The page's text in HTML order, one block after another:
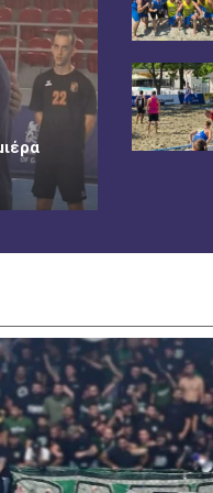
της Εθνικής